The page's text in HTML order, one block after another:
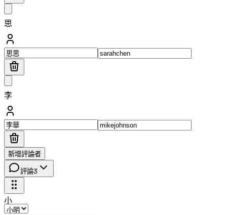
思
李
新增評論者
評論3
小